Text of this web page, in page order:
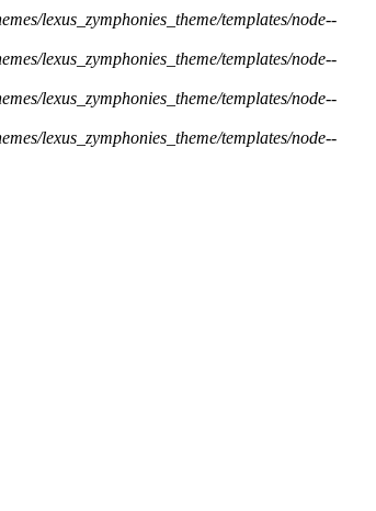
lexus_zymphonies_theme/templates/node--
lexus_zymphonies_theme/templates/node--
lexus_zymphonies_theme/templates/node--
lexus_zymphonies_theme/templates/node--